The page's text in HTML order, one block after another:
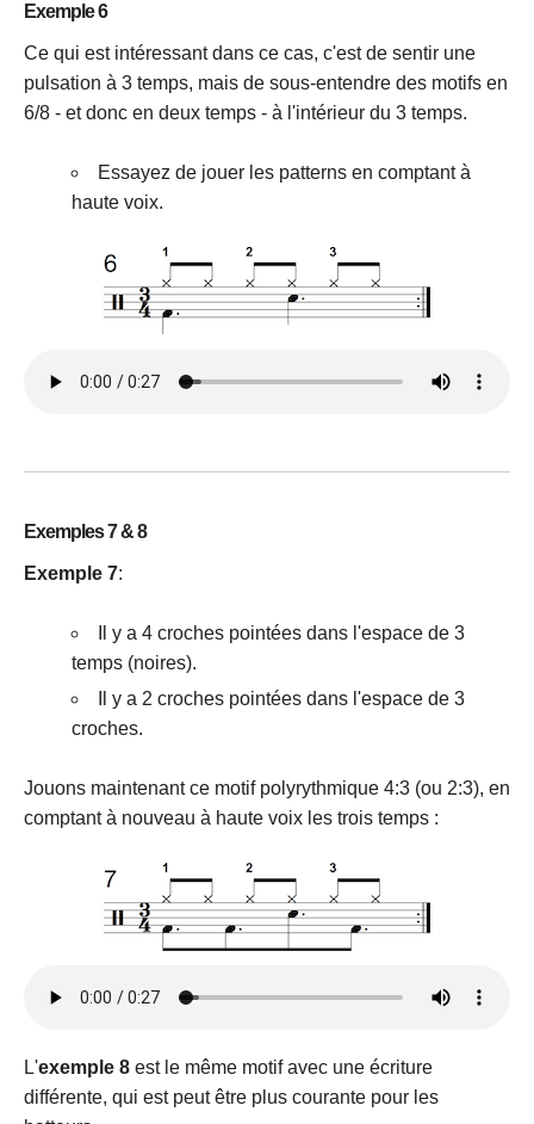
Exemple 6
Ce qui est intéressant dans ce cas, c'est de sentir une
pulsation à 3 temps, mais de sous-entendre des motifs en
6/8 - et donc en deux temps - à l'intérieur du 3 temps.
Essayez de jouer les patterns en comptant à
haute voix.
Exemples 7 & 8
Exemple 7:
Il y a 4 croches pointées dans l'espace de 3
temps (noires).
Il y a 2 croches pointées dans l'espace de 3
croches.
Jouons maintenant ce motif polyrythmique 4:3 (ou 2:3), en
comptant à nouveau à haute voix les trois temps :
L'exemple 8 est le même motif avec une écriture
différente, qui est peut être plus courante pour les